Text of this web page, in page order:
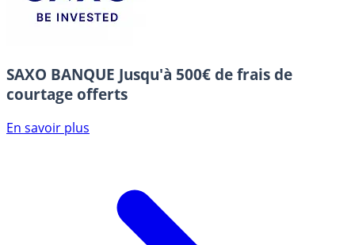
SAXO BANQUE Jusqu'à 500€ de frais de
courtage offerts
En savoir plus